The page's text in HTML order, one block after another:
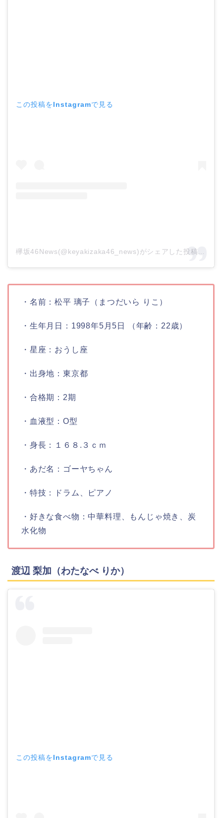
この投稿をInstagramで見る
・名前：松平 璃子（まつだいら りこ）
・生年月日： 1998年5月5日 （年齢：22歳）
・星座： おうし座
・出身地： 東京都
・合格期： 2期
・血液型： O型
・身長： １６８.３ｃｍ
・あだ名： ゴーヤちゃん
・特技： ドラム、ピアノ
・好きな食べ物： 中華料理、もんじゃ焼き、炭
水化物
渡辺 梨加（わたなべ りか）
この投稿をInstagramで見る